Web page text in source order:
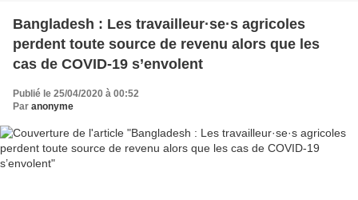
Bangladesh : Les travailleur·se·s agricoles
perdent toute source de revenu alors que les
cas de COVID-19 s’envolent
Publié le 25/04/2020 à 00:52
Par anonyme